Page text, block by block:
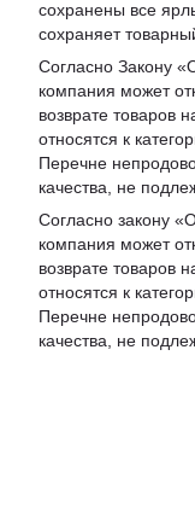
сохранены все
сохраняет
Согласно Закону «
компания может
возврате товаров
относятся к
Перечне
качества, не
Согласно закону
компания может
возврате товаров
относятся к
Перечне
качества, не